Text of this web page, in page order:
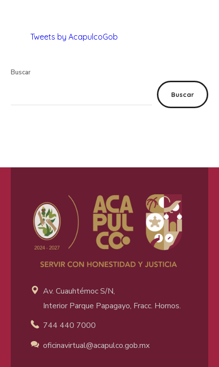
Tweets by AcapulcoGob
Buscar
Buscar
Av. Cuauhtémoc S/N,
Interior Parque Papagayo, Fracc. Hornos.
744 440 7000
oficinavirtual@acapulco.gob.mx